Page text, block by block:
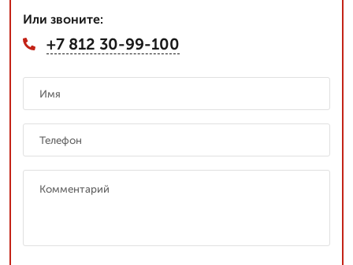
Или звоните:
+7 812 30-99-100